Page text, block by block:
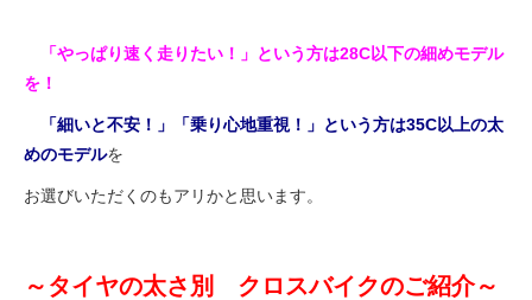
「やっぱり速く走りたい！」という方は28C以下の細めモデル
を！
「細いと不安！」「乗り心地重視！」という方は35C以上の太
めのモデルを
お選びいただくのもアリかと思います。
～タイヤの太さ別 クロスバイクのご紹介～